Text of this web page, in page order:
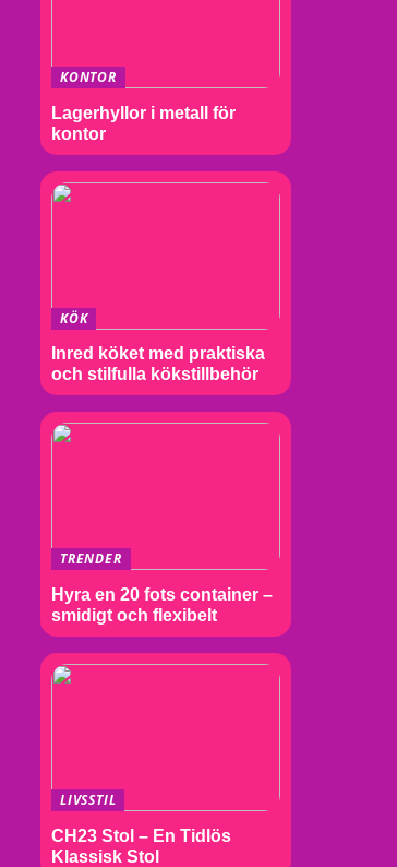
KONTOR
Lagerhyllor i metall för
kontor
KÖK
Inred köket med praktiska
och stilfulla kökstillbehör
TRENDER
Hyra en 20 fots container –
smidigt och flexibelt
LIVSSTIL
CH23 Stol – En Tidlös
Klassisk Stol